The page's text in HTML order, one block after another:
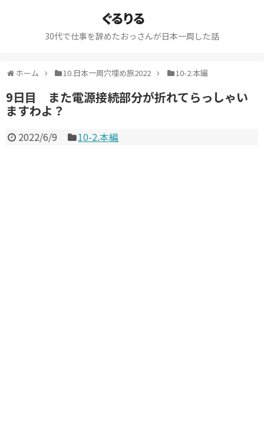
ぐるりる
30代で仕事を辞めたおっさんが日本一周した話
ホーム 10.日本一周穴埋め旅2022 10-2.本編
9日目 また電源接続部分が折れてらっしゃい
ますわよ？
2022/6/9 10-2.本編